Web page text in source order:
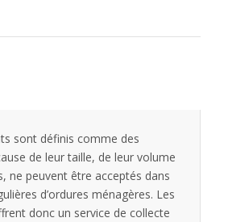
sont définis comme des
de leur taille, de leur volume
ne peuvent être acceptés dans
d’ordures ménagères. Les
donc un service de collecte